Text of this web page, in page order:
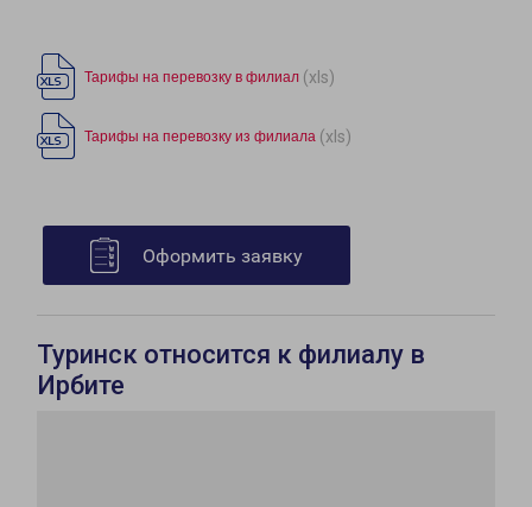
Тарифы на перевозку в филиал (xls)
Тарифы на перевозку из филиала (xls)
Оформить заявку
Туринск относится к филиалу в
Ирбите